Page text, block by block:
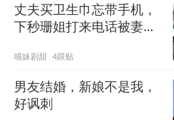
丈夫买卫生巾忘带手机，
下秒珊姐打来电话被妻子
喵妹剧甜 4跟贴
男友结婚，新娘不是我，
好讽刺